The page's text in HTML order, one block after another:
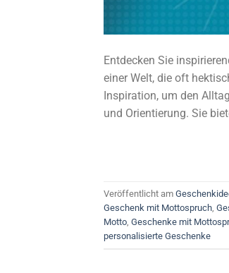
Entdecken Sie
einer Welt, die oft
Inspiration, um den
und Orientierung. Sie
Veröffentlicht am
Geschenk mit Mottospruch
Motto Geschenke mit
personalisierte Geschenke